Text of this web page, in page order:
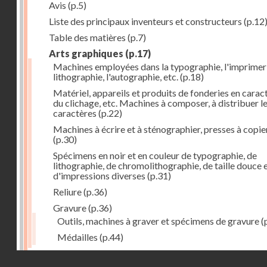
Avis (p.5)
Liste des principaux inventeurs et constructeurs (p.12)
Table des matières (p.7)
Arts graphiques (p.17)
Machines employées dans la typographie,
lithographie, l'autographie, etc. (p.18)
Matériel, appareils et produits de fonderies en
du clichage, etc. Machines à composer, à distribuer
caractères (p.22)
Machines à écrire et à sténographier, presses à
(p.30)
Spécimens en noir et en couleur de typographie, de
lithographie, de chromolithographie, de taille douce
d'impressions diverses (p.31)
Reliure(p.36)
Gravure(p.36)
Outils, machines à graver et spécimens de gravure
Médailles (p.44)